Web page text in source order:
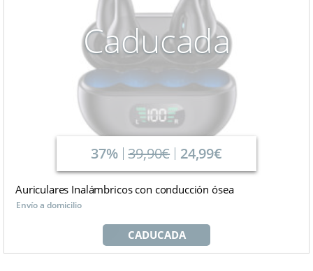
Caducada
37% 39,90€ 24,99€
Auriculares Inalámbricos con conducción ósea
Envío a domicilio
CADUCADA